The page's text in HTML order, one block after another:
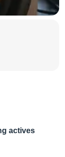
actives